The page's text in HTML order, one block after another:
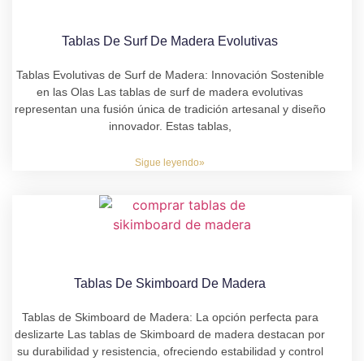
Tablas De Surf De Madera Evolutivas
Tablas Evolutivas de Surf de Madera: Innovación Sostenible
en las Olas Las tablas de surf de madera evolutivas
representan una fusión única de tradición artesanal y diseño
innovador. Estas tablas,
Sigue leyendo»
Tablas De Skimboard De Madera
Tablas de Skimboard de Madera: La opción perfecta para
deslizarte Las tablas de Skimboard de madera destacan por
su durabilidad y resistencia, ofreciendo estabilidad y control